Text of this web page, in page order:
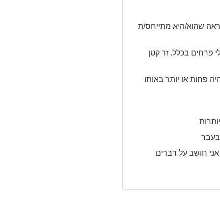
שהוא/היא מתייחס/ת
פרחים בכלל. זר קטן
פחות או יותר באותו
בעבר
חושב על דברים